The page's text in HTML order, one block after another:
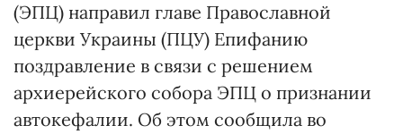
(ЭПЦ) направил главе Православной
церкви Украины (ПЦУ) Епифанию
поздравление в связи с решением
архиерейского собора ЭПЦ о признании
автокефалии. Об этом сообщила во